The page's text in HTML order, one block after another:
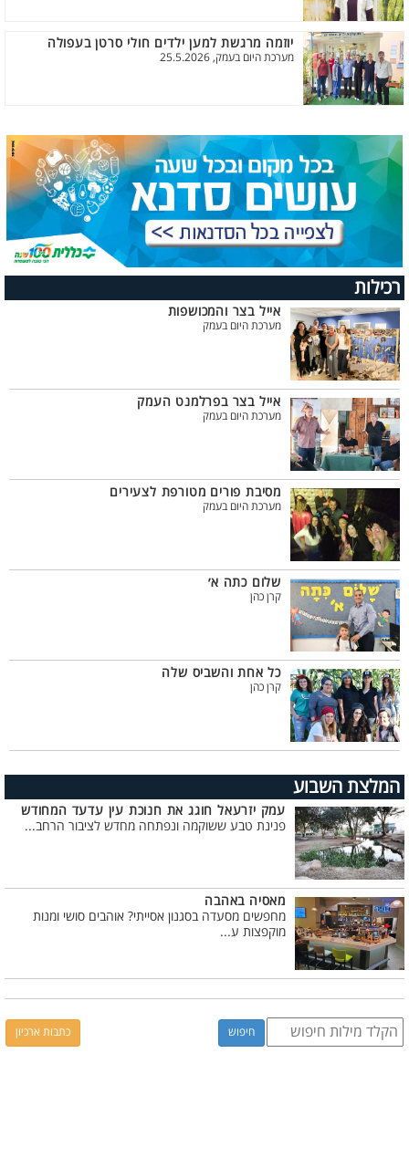
יוזמה מרגשת למען ילדים חולי סרטן בעפולה
מערכת היום בעמק, 25.5.2026
רכילות
אייל בצר והמכושפות
מערכת היום בעמק
אייל בצר בפרלמנט העמק
מערכת היום בעמק
מסיבת פורים מטורפת לצעירים
מערכת היום בעמק
שלום כתה א׳
קרן כהן
כל אחת והשביס שלה
קרן כהן
המלצת השבוע
עמק יזרעאל חוגג את חנוכת עין עדעד המחודש
פנינת טבע ששוקמה ונפתחה מחדש לציבור הרחב...
מאסיה באהבה
מחפשים מסעדה בסגנון אסייתי? אוהבים סושי ומנות
מוקפצות ע...
כתבות ארכיון